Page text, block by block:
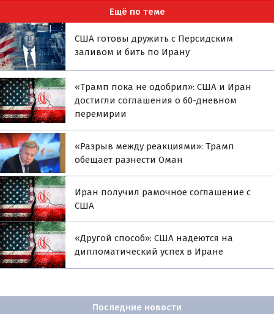
Ещё по теме
США готовы дружить с Персидским
заливом и бить по Ирану
«Трамп пока не одобрил»: США и Иран
достигли соглашения о 60-дневном
перемирии
«Разрыв между реакциями»: Трамп
обещает разнести Оман
Иран получил рамочное соглашение с
США
«Другой способ»: США надеются на
дипломатический успех в Иране
Последние новости